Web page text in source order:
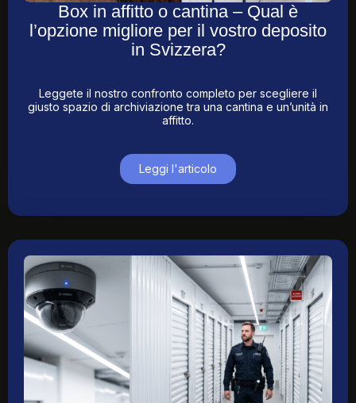
Box in affitto o cantina – Qual è
l’opzione migliore per il vostro deposito
in Svizzera?
Leggete il nostro confronto completo per scegliere il
giusto spazio di archiviazione tra una cantina e un’unità in
affitto.
Leggi l'articolo